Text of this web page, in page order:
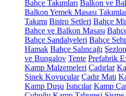
Bahçe Takımları Balkon ve
Balkon Yemek Masası
Takımı Bistro Setleri Bahçe
Bahçe ve Balkon Masası
Bahçe Sandalyeleri Bahçe
Hamak Bahçe Salıncağı
ve Bungalov Tente Prefabrik
Kamp Malzemeleri Çadırlar
Sinek Kovucular Çadır Matı
Kamp Duşu Isıtıcılar Kamp